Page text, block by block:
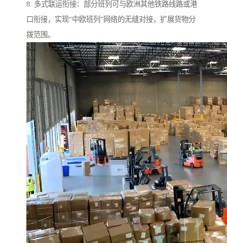
8. 多式联运衔接：部分班列可与欧洲其他铁路线路或港
口衔接，实现“中欧班列”网络的无缝对接，扩展货物分
拨范围。